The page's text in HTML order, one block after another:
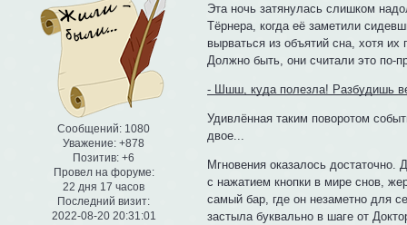
Сообщений: 1080
Уважение: +878
Позитив: +6
Провел на форуме:
22 дня 17 часов
Последний визит:
2022-08-20 20:31:01
Эта ночь затянулась слишком
Тёрнера, когда её заметили
вырваться из объятий сна, хотя
Должно быть, они считали это по-
- Шшш, куда полезла! Разбудишь
Удивлённая таким поворотом
двое...
Мгновения оказалось
с нажатием кнопки в мире снов,
самый бар, где он незаметно для
застыла буквально в шаге от